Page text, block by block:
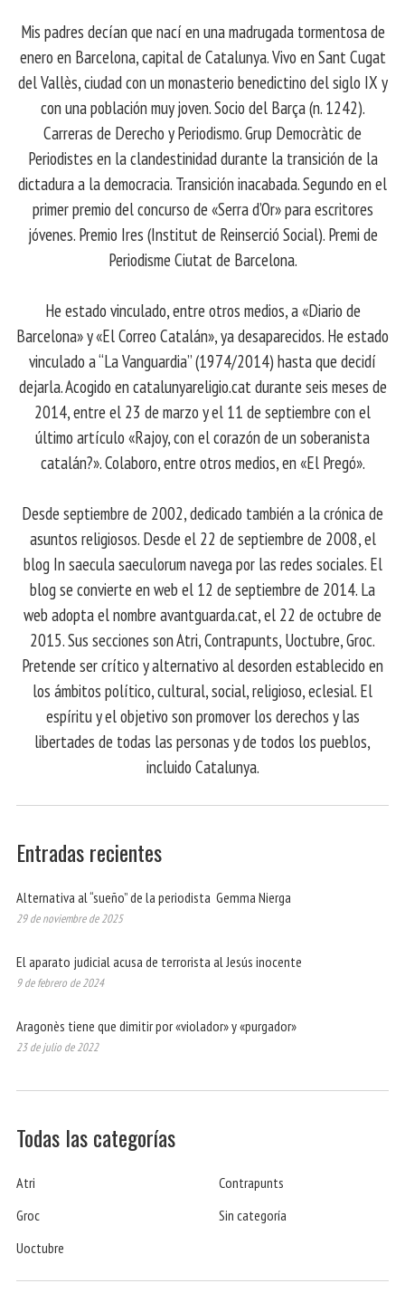
Mis padres decían que nací en una madrugada tormentosa de
enero en Barcelona, ​​capital de Catalunya. Vivo en Sant Cugat
del Vallès, ciudad con un monasterio benedictino del siglo IX y
con una población muy joven. Socio del Barça (n. 1242).
Carreras de Derecho y Periodismo. Grup Democràtic de
Periodistes en la clandestinidad durante la transición de la
dictadura a la democracia. Transición inacabada. Segundo en el
primer premio del concurso de «Serra d’Or» para escritores
jóvenes. Premio Ires (Institut de Reinserció Social). Premi de
Periodisme Ciutat de Barcelona.
He estado vinculado, entre otros medios, a «Diario de
Barcelona» y «El Correo Catalán», ya desaparecidos. He estado
vinculado a “La Vanguardia” (1974/2014) hasta que decidí
dejarla. Acogido en catalunyareligio.cat durante seis meses de
2014, entre el 23 de marzo y el 11 de septiembre con el
último artículo «Rajoy, con el corazón de un soberanista
catalán?». Colaboro, entre otros medios, en «El Pregó».
Desde septiembre de 2002, dedicado también a la crónica de
asuntos religiosos. Desde el 22 de septiembre de 2008, el
blog In saecula saeculorum navega por las redes sociales. El
blog se convierte en web el 12 de septiembre de 2014. La
web adopta el nombre avantguarda.cat, el 22 de octubre de
2015. Sus secciones son Atri, Contrapunts, Uoctubre, Groc.
Pretende ser crítico y alternativo al desorden establecido en
los ámbitos político, cultural, social, religioso, eclesial. El
espíritu y el objetivo son promover los derechos y las
libertades de todas las personas y de todos los pueblos,
incluido Catalunya.
Entradas recientes
Alternativa al “sueño” de la periodista Gemma Nierga
29 de noviembre de 2025
El aparato judicial acusa de terrorista al Jesús inocente
9 de febrero de 2024
Aragonès tiene que dimitir por «violador» y «purgador»
23 de julio de 2022
Todas las categorías
Atri
Contrapunts
Groc
Sin categoría
Uoctubre